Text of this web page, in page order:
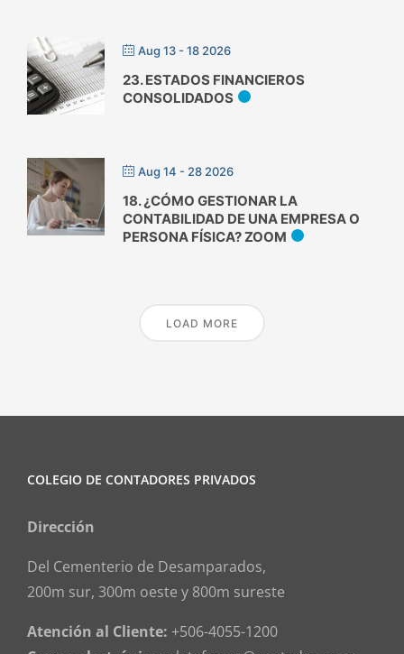
Aug 13 - 18 2026
23. ESTADOS FINANCIEROS
CONSOLIDADOS
Aug 14 - 28 2026
18. ¿CÓMO GESTIONAR LA
CONTABILIDAD DE UNA EMPRESA O
PERSONA FÍSICA? ZOOM
LOAD MORE
COLEGIO DE CONTADORES PRIVADOS
Dirección
Del Cementerio de Desamparados,
200m sur, 300m oeste y 800m sureste
Atención al Cliente: +506-4055-1200